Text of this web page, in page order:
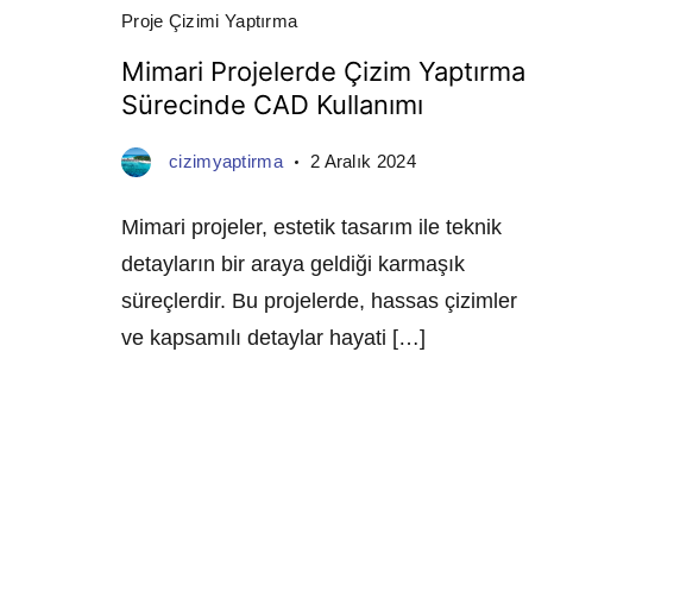
Proje Çizimi Yaptırma
Mimari Projelerde Çizim Yaptırma
Sürecinde CAD Kullanımı
cizimyaptirma 2 Aralık 2024
Mimari projeler, estetik tasarım ile teknik
detayların bir araya geldiği karmaşık
süreçlerdir. Bu projelerde, hassas çizimler
ve kapsamılı detaylar hayati […]